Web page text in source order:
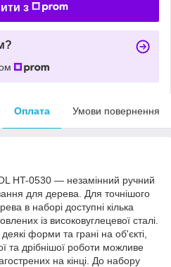
з
Оплата Умови повернення
HT-0530 — незамінний ручний
для дерева. Для точнішого
в наборі доступні кілька
із високовуглецевої сталі.
форми та грані на об'єкті,
та дрібнішої роботи можливе
на кінці. До набору